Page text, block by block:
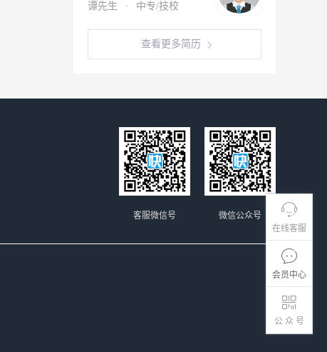
在线客服
会员中心
公 众 号
谭先生 · 中专/技校
查看更多简历
微信公众号
客服微信号